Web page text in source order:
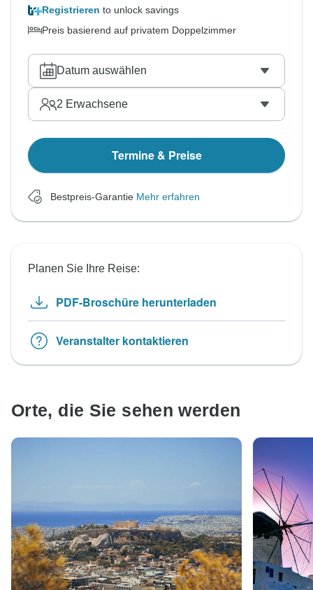
Registrieren to unlock savings
Preis basierend auf privatem Doppelzimmer
Datum auswählen
2 Erwachsene
Termine & Preise
Bestpreis-Garantie Mehr erfahren
Planen Sie Ihre Reise:
PDF-Broschüre herunterladen
Veranstalter kontaktieren
Orte, die Sie sehen werden